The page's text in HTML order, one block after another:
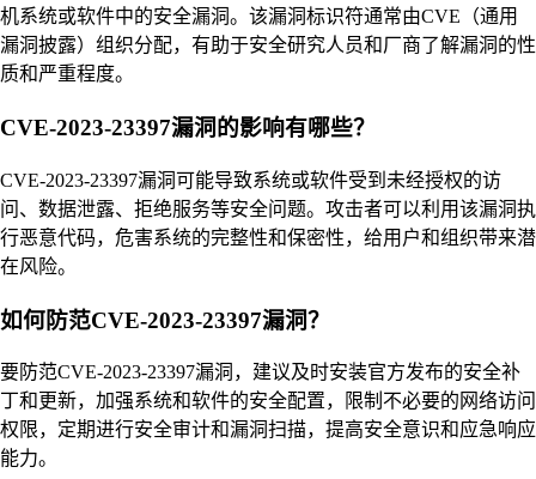
机系统或软件中的安全漏洞。该漏洞标识符通常由CVE（通用
漏洞披露）组织分配，有助于安全研究人员和厂商了解漏洞的性
质和严重程度。
CVE-2023-23397漏洞的影响有哪些？
CVE-2023-23397漏洞可能导致系统或软件受到未经授权的访
问、数据泄露、拒绝服务等安全问题。攻击者可以利用该漏洞执
行恶意代码，危害系统的完整性和保密性，给用户和组织带来潜
在风险。
如何防范CVE-2023-23397漏洞？
要防范CVE-2023-23397漏洞，建议及时安装官方发布的安全补
丁和更新，加强系统和软件的安全配置，限制不必要的网络访问
权限，定期进行安全审计和漏洞扫描，提高安全意识和应急响应
能力。